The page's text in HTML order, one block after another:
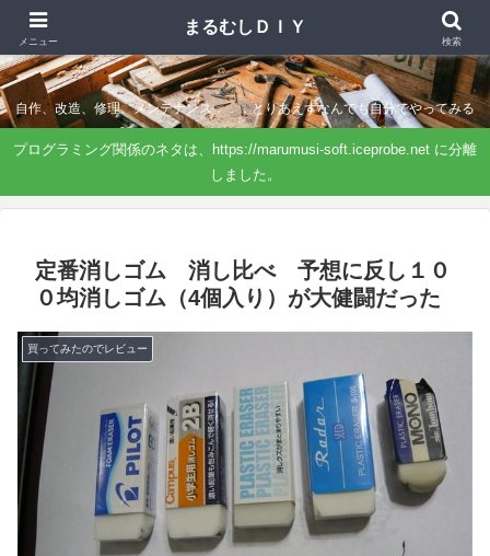
まるむしＤＩＹ
自作、改造、修理、メンテナンス．．．とりあえずなんでも自分でやってみる
プログラミング関係のネタは、https://marumusi-soft.iceprobe.net に分離
しました。
定番消しゴム 消し比べ 予想に反し１０
０均消しゴム（4個入り）が大健闘だった
買ってみたのでレビュー
メニュー
まるむしＤＩＹ
検索